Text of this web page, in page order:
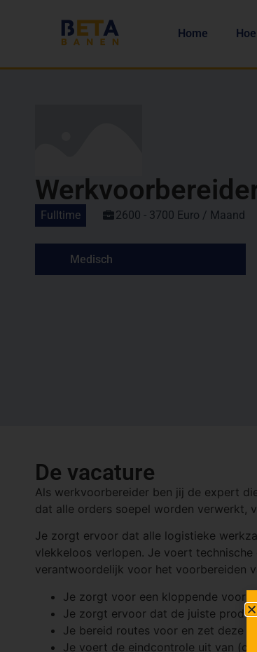
Home
Fulltime 2600 - 3700 Euro / Maand
Medisch
De vacature
Als werkvoorbereider ben jij de expert
dat alle orders soepel worden verwerkt,
Je zorgt ervoor dat alle logistieke
vlekkeloos verlopen. Je voert
verantwoordelijk voor het voorbereiden
Je zorgt voor een kloppende
Je zorgt ervoor dat de juiste
Je bereid routes voor en zet deze
Je voert de eindcontrole uit van